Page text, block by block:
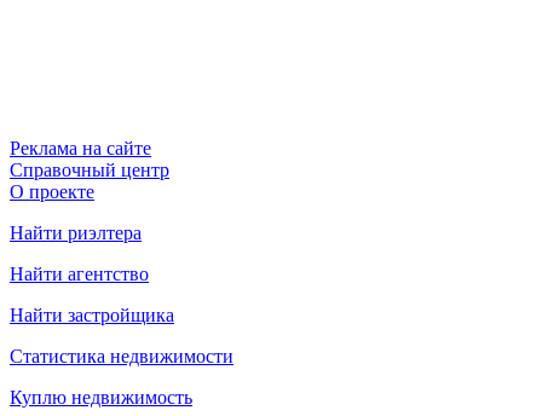
Реклама на сайте
Справочный центр
О проекте
Найти риэлтера
Найти агентство
Найти застройщика
Статистика недвижимости
Куплю недвижимость